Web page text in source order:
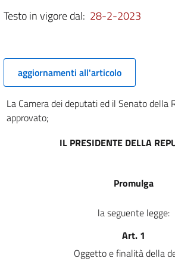
Testo in vigore dal: 28-2-2023
aggiornamenti all'articolo
La Camera dei deputati ed il Senato della
approvato;
IL PRESIDENTE DELLA
Promulga
la seguente legge:
Art. 1
Oggetto e finalità della